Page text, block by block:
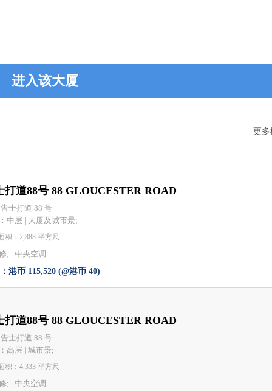
进入该大厦
更
打道88号 88 GLOUCESTER ROAD
士打道 88 号
中层 | 大厦及城市景;
积：2,888 平方尺
; |中央空调
港币 115,520 (@港币 40)
打道88号 88 GLOUCESTER ROAD
士打道 88 号
高层 | 城市景;
积：4,333 平方尺
; |中央空调